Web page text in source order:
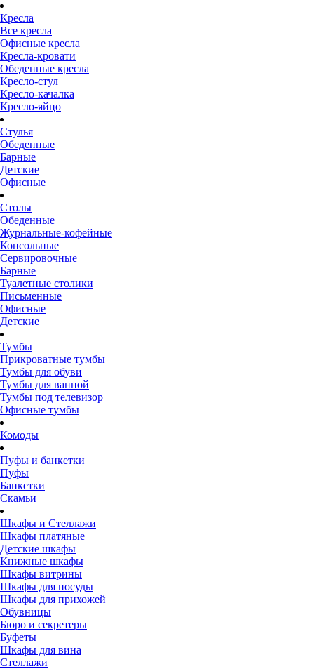
Кресла
Все кресла
Офисные кресла
Кресла-кровати
Обеденные кресла
Кресло-стул
Кресло-качалка
Кресло-яйцо
Стулья
Обеденные
Барные
Детские
Офисные
Столы
Обеденные
Журнальные-кофейные
Консольные
Сервировочные
Барные
Туалетные столики
Письменные
Офисные
Детские
Тумбы
Прикроватные тумбы
Тумбы для обуви
Тумбы для ванной
Тумбы под телевизор
Офисные тумбы
Комоды
Пуфы и банкетки
Пуфы
Банкетки
Скамьи
Шкафы и Стеллажи
Шкафы платяные
Детские шкафы
Книжные шкафы
Шкафы витрины
Шкафы для посуды
Шкафы для прихожей
Обувницы
Бюро и секретеры
Буфеты
Шкафы для вина
Стеллажи